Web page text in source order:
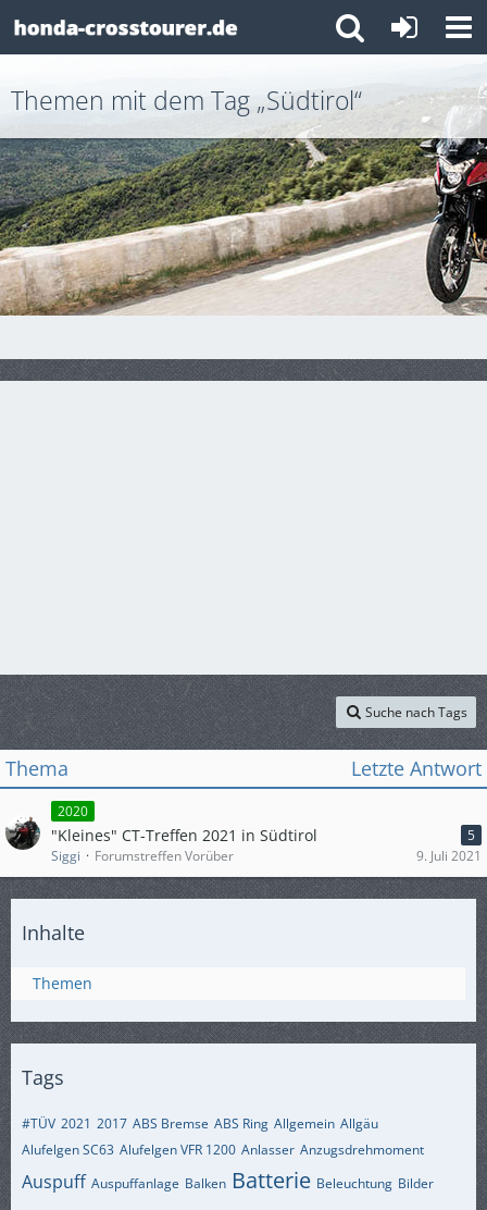
Themen mit dem Tag „Südtirol“
Suche nach Tags
Thema Letzte Antwort
2020
"Kleines" CT-Treffen 2021 in Südtirol
5
Siggi
Forumstreffen Vorüber 9. Juli 2021
Inhalte
Themen
Tags
#TÜV 2021 2017 ABS Bremse ABS Ring Allgemein Allgäu
Alufelgen SC63 Alufelgen VFR 1200 Anlasser Anzugsdrehmoment
Auspuff Auspuffanlage Balken Batterie Beleuchtung Bilder